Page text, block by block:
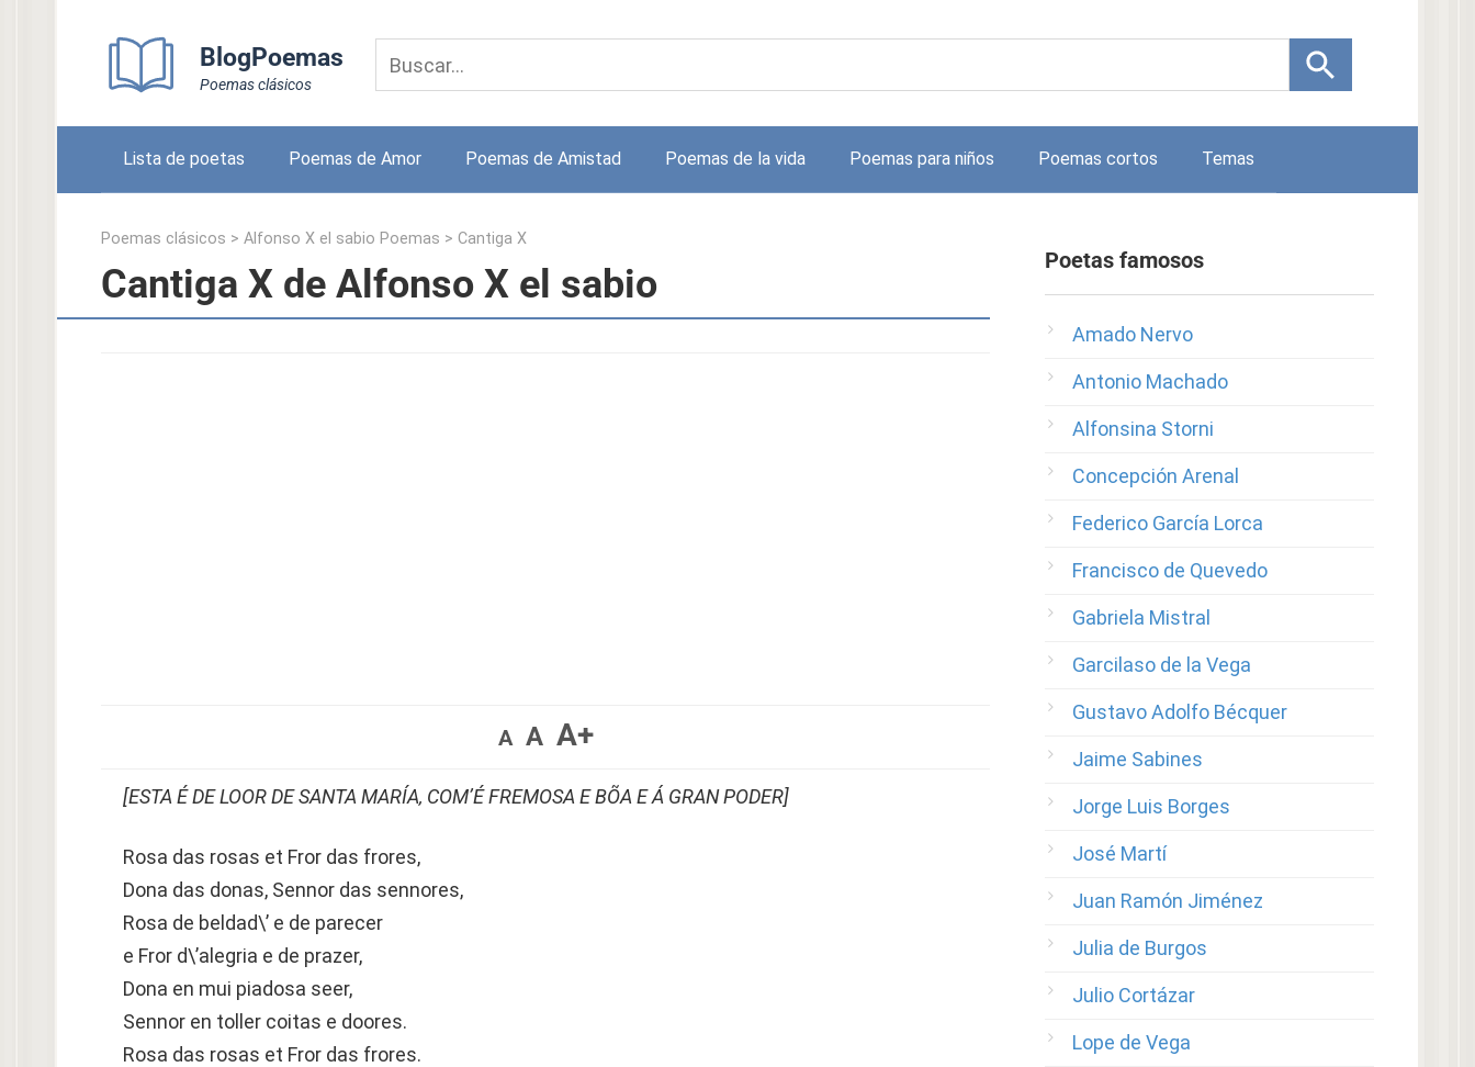
BlogPoemas
Poemas clásicos
Lista de poetas Poemas de Amor Poemas de Amistad Poemas de la vida Poemas para niños Poemas cortos Temas
Poemas clásicos > Alfonso X el sabio Poemas > Cantiga X
Cantiga X de Alfonso X el sabio
A A A+
[ESTA É DE LOOR DE SANTA MARÍA, COM’É FREMOSA E BÕA E Á GRAN PODER]
Rosa das rosas et Fror das frores,
Dona das donas, Sennor das sennores,
Rosa de beldad\’ e de parecer
e Fror d\’alegria e de prazer,
Dona en mui piadosa seer,
Sennor en toller coitas e doores.
Rosa das rosas et Fror das frores.
Poetas famosos
Amado Nervo
Antonio Machado
Alfonsina Storni
Concepción Arenal
Federico García Lorca
Francisco de Quevedo
Gabriela Mistral
Garcilaso de la Vega
Gustavo Adolfo Bécquer
Jaime Sabines
Jorge Luis Borges
José Martí
Juan Ramón Jiménez
Julia de Burgos
Julio Cortázar
Lope de Vega